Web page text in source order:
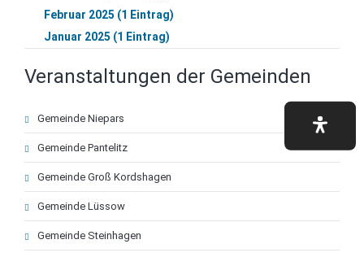
Februar 2025 (1 Eintrag)
Januar 2025 (1 Eintrag)
Veranstaltungen der Gemeinden
Navigation
überspringen
Gemeinde Niepars
Gemeinde Pantelitz
Gemeinde Groß Kordshagen
Gemeinde Lüssow
Gemeinde Steinhagen